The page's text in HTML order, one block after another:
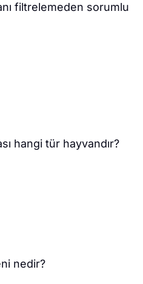
filtrelemeden sorumlu
hangi tür hayvandır?
nedir?